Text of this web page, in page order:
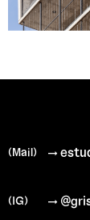
(Mail) →
(IG) →